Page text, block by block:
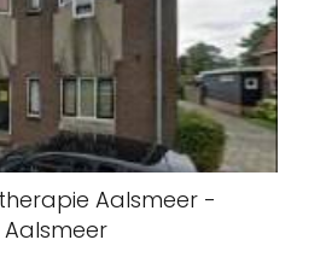
Aalsmeer -
Aalsmeer